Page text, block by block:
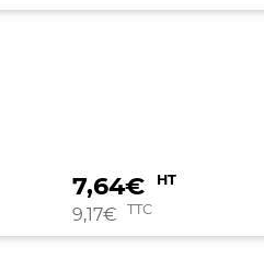
7,64€ HT
9,17€ TTC